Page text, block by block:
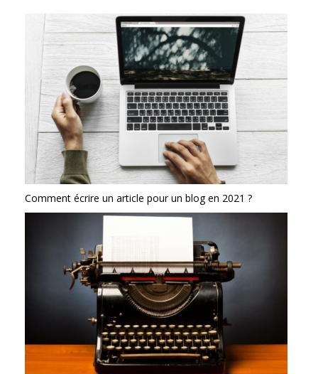
Comment écrire un article pour un blog en 2021 ?